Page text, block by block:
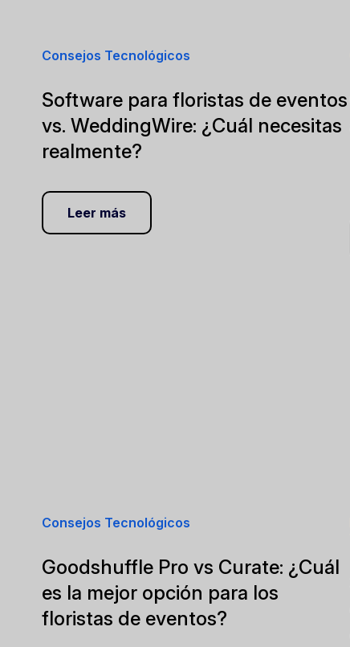
Consejos Tecnológicos
Software para floristas de eventos
vs. WeddingWire: ¿Cuál necesitas
realmente?
Leer más
Consejos Tecnológicos
Goodshuffle Pro vs Curate: ¿Cuál
es la mejor opción para los
floristas de eventos?